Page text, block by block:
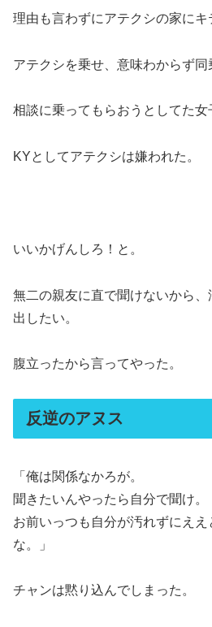
理由も言わずにアテクシの家にキ
アテクシを乗せ、意味わからず同
相談に乗ってもらおうとしてた女
KYとしてアテクシは嫌われた。
いいかげんしろ！と。
無二の親友に直で聞けないから
出したい。
腹立ったから言ってやった。
反逆のアヌス
「俺は関係なかろが。
聞きたいんやったら自分で聞け。
お前いっつも自分が汚れずにえ
な。」
チャンは黙り込んでしまった。